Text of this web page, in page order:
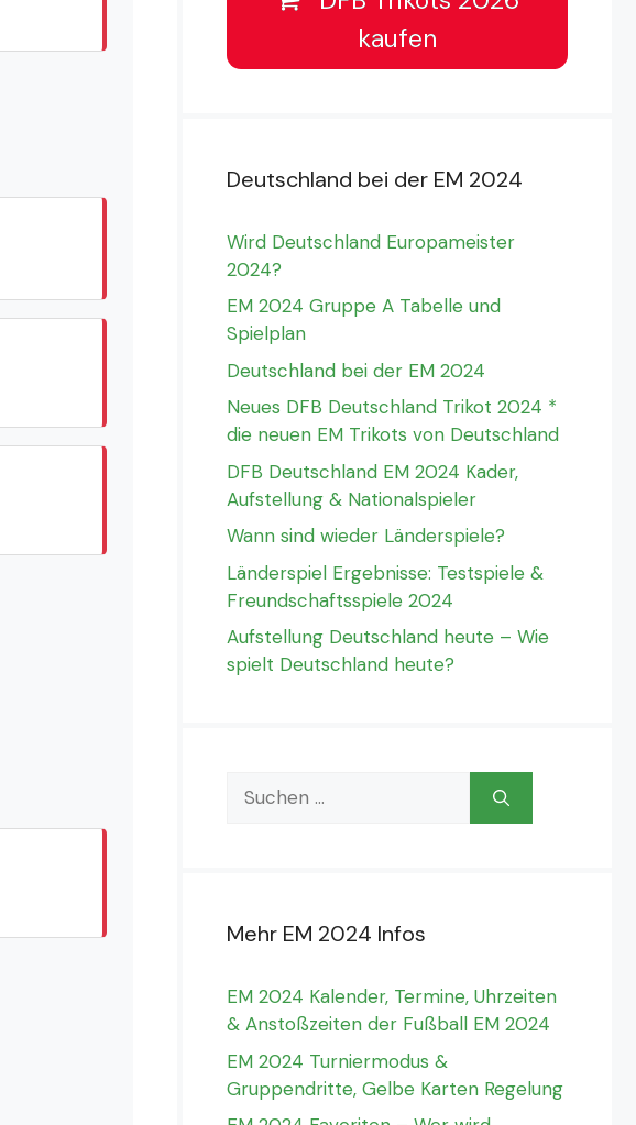
kaufen
Deutschland bei der EM 2024
Wird Deutschland Europameister
2024?
EM 2024 Gruppe A Tabelle und
Spielplan
Deutschland bei der EM 2024
Neues DFB Deutschland Trikot 2024 *
die neuen EM Trikots von Deutschland
DFB Deutschland EM 2024 Kader,
Aufstellung & Nationalspieler
Wann sind wieder Länderspiele?
Länderspiel Ergebnisse: Testspiele &
Freundschaftsspiele 2024
Aufstellung Deutschland heute – Wie
spielt Deutschland heute?
Suchen
nach:
Mehr EM 2024 Infos
EM 2024 Kalender, Termine, Uhrzeiten
& Anstoßzeiten der Fußball EM 2024
EM 2024 Turniermodus &
Gruppendritte, Gelbe Karten Regelung